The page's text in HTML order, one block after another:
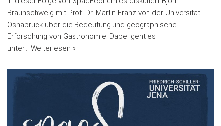
Braunschweig mit Prof. Dr. Martin Franz von der Universität
Osnabrück über die Bedeutung und geographische
Erforschung von Gastronomie. Dabei geht es
unter… Weiterlesen »